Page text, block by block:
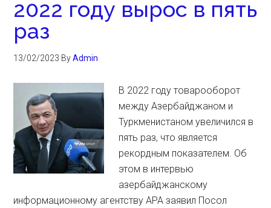
2022 году вырос в пять
раз
13/02/2023 ByAdmin
В 2022 году товарооборот
между Азербайджаном и
Туркменистаном увеличился в
пять раз, что является
рекордным показателем. Об
этом в интервью
азербайджанскому
информационному агентству APA заявил Посол